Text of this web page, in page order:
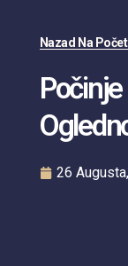
Nazad Na
26